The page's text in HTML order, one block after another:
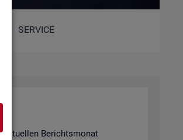
SERVICE
ak­tu­el­len Be­richts­mo­nat